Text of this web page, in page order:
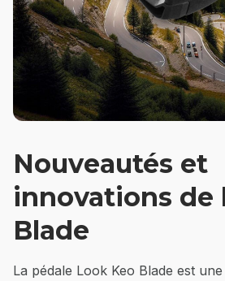
Nouveautés et
innovations de
Blade
La pédale Look Keo Blade est